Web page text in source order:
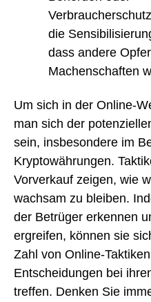
die
dass andere
Machenschaften
Um sich in der Online-
man sich der
sein, insbesondere im
Kryptowährungen.
Vorverkauf zeigen, wie
wachsam zu bleiben.
der Betrüger erkennen
ergreifen, können sie
Zahl von Online-
Entscheidungen bei
treffen. Denken Sie